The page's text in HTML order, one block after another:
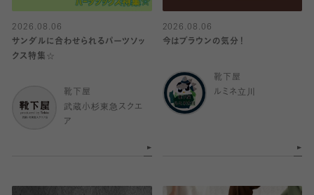
2026.08.06
サンダルに合わせられるパーツソッ
クス特集☆
靴下屋
武蔵小杉東急スクエ
ア
2026.08.06
今はブラウンの気分！
靴下屋
ルミネ立川